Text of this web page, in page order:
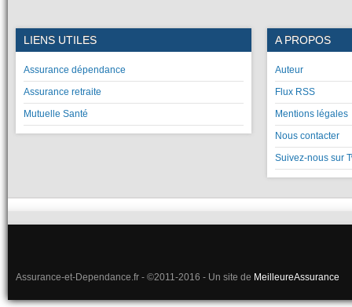
LIENS UTILES
Assurance dépendance
Assurance retraite
Mutuelle Santé
A PROPOS
Auteur
Flux RSS
Mentions légales
Nous contacter
Suivez-nous sur
Assurance-et-Dependance.fr - ©2011-2016 - Un site de MeilleureAssurance